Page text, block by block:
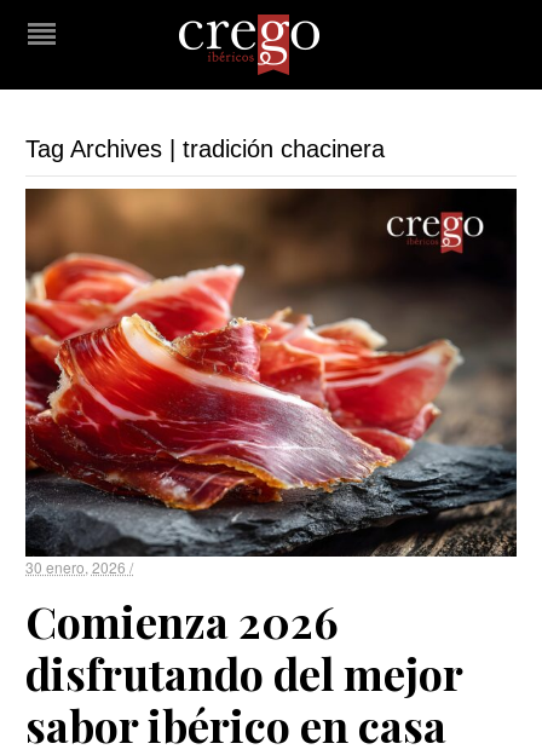
Tag Archives | tradición chacinera
30 enero, 2026 /
Comienza 2026
disfrutando del mejor
sabor ibérico en casa